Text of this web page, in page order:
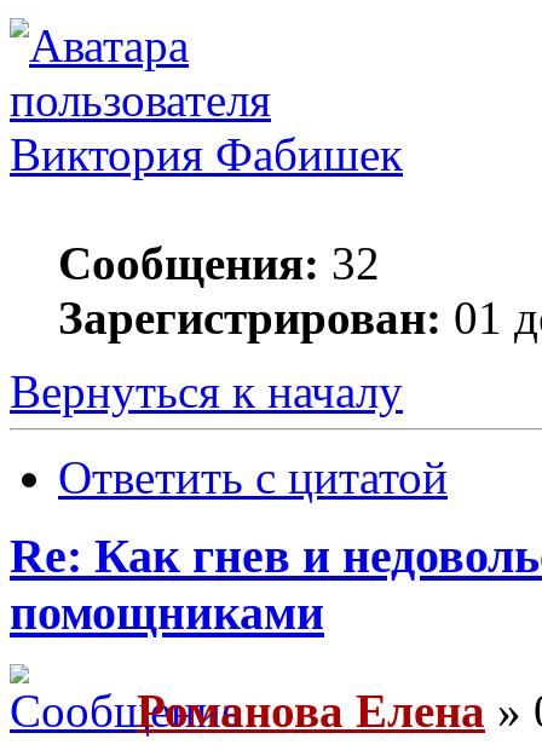
Виктория Фабишек
Сообщения: 32
Зарегистрирован: 01
Вернуться к началу
Ответить с цитатой
Re: Как гнев и
помощниками
Романова Елена »